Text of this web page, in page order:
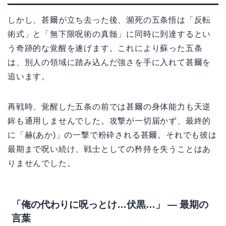
しかし、甚爾が立ち去った後、瀕死の五条悟は「反転
術式」と「無下限呪術の真髄」に同時に到達するとい
う奇跡的な覚醒を遂げます。これにより蘇った五条
は、別人の領域に踏み込んだ強さを手に入れて甚爾を
追います。
再戦時、覚醒した五条の前では甚爾の身体能力も天逆
鉾も通用しませんでした。攻撃が一切届かず、最終的
に「赫(あか)」の一撃で粉砕される甚爾。それでも彼は
最期まで呪い続け、戦士としての矜持を失うことはあ
りませんでした。
「俺の代わりに呪っとけ…伏黒…」 — 最期の
言葉